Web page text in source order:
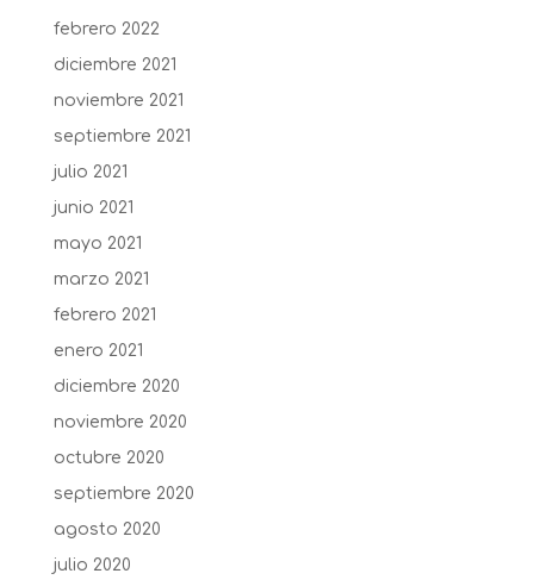
febrero 2022
diciembre 2021
noviembre 2021
septiembre 2021
julio 2021
junio 2021
mayo 2021
marzo 2021
febrero 2021
enero 2021
diciembre 2020
noviembre 2020
octubre 2020
septiembre 2020
agosto 2020
julio 2020